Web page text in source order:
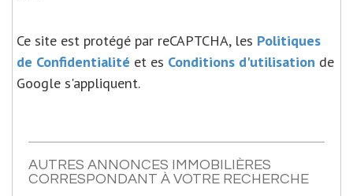
Ce site est protégé par reCAPTCHA, les Politiques
de Confidentialité et es Conditions d'utilisation de
Google s'appliquent.
AUTRES ANNONCES IMMOBILIÈRES
CORRESPONDANT À VOTRE RECHERCHE